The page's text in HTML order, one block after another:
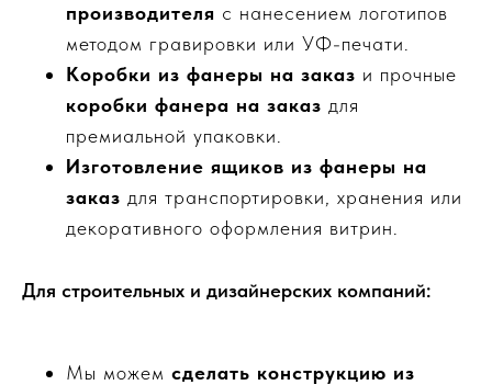
производителя с нанесением логотипов
методом гравировки или УФ-печати.
Коробки из фанеры на заказ и прочные
коробки фанера на заказ для
премиальной упаковки.
Изготовление ящиков из фанеры на
заказ для транспортировки, хранения или
декоративного оформления витрин.
Для строительных и дизайнерских компаний:
Мы можем сделать конструкцию из